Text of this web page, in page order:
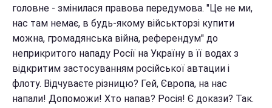
головне - змінилася правова передумова. "Це не ми,
нас там немає, в будь-якому військторзі купити
можна, громадянська війна, референдум" до
неприкритого нападу Росії на Україну в її водах з
відкритим застосуванням російської автации і
флоту. Відчуваєте різницю? Гей, Європа, на нас
напали! Допоможи! Хто напав? Росія! Є докази? Так.